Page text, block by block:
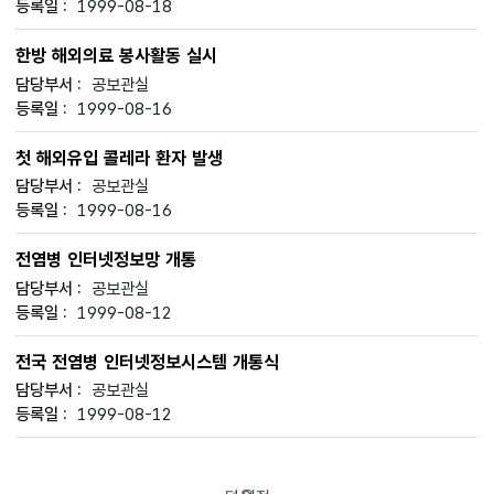
1999-08-18
한방 해외의료 봉사활동 실시
공보관실
1999-08-16
첫 해외유입 콜레라 환자 발생
공보관실
1999-08-16
전염병 인터넷정보망 개통
공보관실
1999-08-12
전국 전염병 인터넷정보시스템 개통식
공보관실
1999-08-12